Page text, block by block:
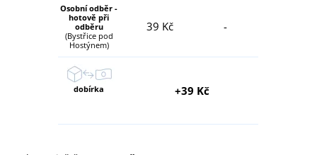
Osobní odběr -
hotově při
odběru
(Bystřice pod
Hostýnem)
39 Kč -
dobírka +39 Kč